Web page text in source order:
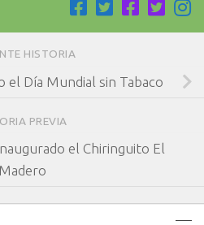
HISTORIA
el Día Mundial sin Tabaco
PREVIA
el Chiringuito El
Madero